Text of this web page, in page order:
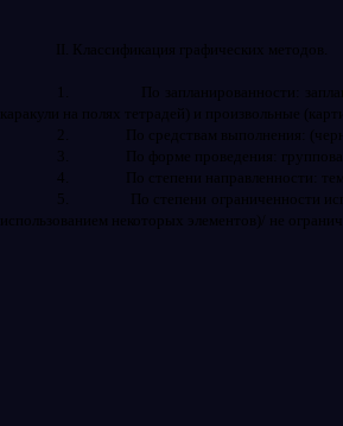
II . Классификация графических методов.
1.
По запланированности:
каракули на полях тетрадей) и произвольные
По средствам выполнения:
3.
По форме проведения:
4.
По степени направленности:
5.
По степени ограниченности
использованием некоторых элементов)/ не